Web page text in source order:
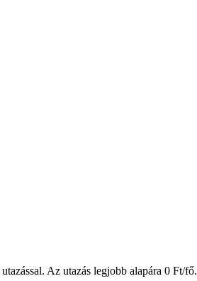
Az utazás legjobb alapára 0 Ft/fő.